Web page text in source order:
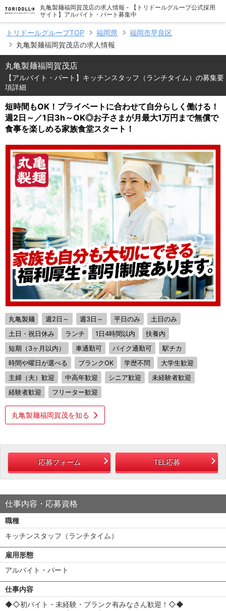
丸亀製麺福岡賀茂店の求人情報 - 【トリドールグループ公式採用
サイト】アルバイト・パート募集中
トリドールグループTOP 福岡県
福岡市早良区
丸亀製麺福岡賀茂店の求人情報
丸亀製麺福岡賀茂店
【アルバイト・パート】キッチンスタッフ（ランチタイム）の募集要
項詳細
短時間もOK！プライベートに合わせて自分らしく働ける！
週2日～／1日3h～OK◎お子さまが月最大1万円まで無償で
食事を楽しめる家族食堂スタート！
丸亀製麺 週2日～ 週3日～ 平日のみ
土日のみ
土日・祝日休み
ランチ 1日4時間以内
扶養内
短期（3ヶ月以内）
車通勤可 バイク通勤可
駅チカ
時間や曜日が選べる
ブランクOK 学歴不問
大学生歓迎
主婦（夫）歓迎
中高年歓迎 シニア歓迎
未経験者歓迎
経験者歓迎
フリーター歓迎
丸亀製麺福岡賀茂を知る
応募フォーム TEL応募
仕事内容・応募資格
職種
キッチンスタッフ（ランチタイム）
雇用形態
アルバイト・パート
仕事内容
◆◇初バイト・未経験・ブランク有みなさん歓迎！◇◆